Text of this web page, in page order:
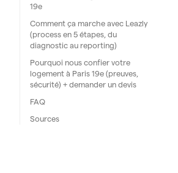
19e
Comment ça marche avec Leazly
(process en 5 étapes, du
diagnostic au reporting)
Pourquoi nous confier votre
logement à Paris 19e (preuves,
sécurité) + demander un devis
FAQ
Sources